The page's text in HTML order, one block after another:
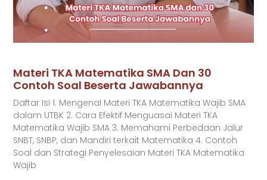
Materi TKA Matematika SMA Dan 30
Contoh Soal Beserta Jawabannya
Daftar Isi 1. Mengenal Materi TKA Matematika Wajib SMA
dalam UTBK 2. Cara Efektif Menguasai Materi TKA
Matematika Wajib SMA 3. Memahami Perbedaan Jalur
SNBT, SNBP, dan Mandiri terkait Matematika 4. Contoh
Soal dan Strategi Penyelesaian Materi TKA Matematika
Wajib